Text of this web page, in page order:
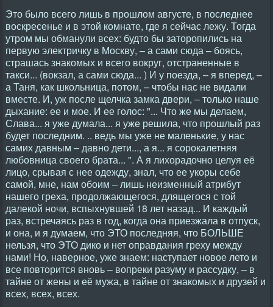
Это было всего лишь в прошлом августе, в последнее
воскресенье и в этой комнате, где я сейчас лежу. Тогда
утром мы обманули всех: будто бы заторопились на
первую электричку в Москву, – а сами сюда – боясь,
страшась знакомых и всего вокруг, отстраненные в
такси... (вокзал, а сами сюда... ) И у поезда, – я вперед, –
а Таня, как школьница, потом, – чтобы нас не видали
вместе. И, уж после щелчка замка двери, – только наше
дыхание: ее и мое. И ее голос: "... Что же мы делаем,
Слава... я уже думала... я уже решила, что прошлый раз
будет последним. .. ведь мы уже не маленькие, у нас
самих давным – давно дети..., а я... я сорокалетняя
любовница своего брата... ". А я лихорадочно целуя её
лицо, срывая с нее одежду, знал, что ее укоры себе
самой, мне, нам обоим – лишь неизменный атрибут
нашего греха, продолжающегося, длящегося с той
далекой ночи, вспыхнувшей 18 лет назад... И каждый
раз, встречаясь раз в год, когда она приезжала в отпуск,
и она, и я думаем, что ЭТО последняя, что БОЛЬШЕ
нельзя, что ЭТО дико и нет оправдания греху между
нами! Но, наверное, уже знаем: наступает новое лето и
все повторится вновь – вопреки разуму и рассудку, – в
тайне от жены и её мужа, в тайне от знакомых и друзей и
всех, всех, всех.